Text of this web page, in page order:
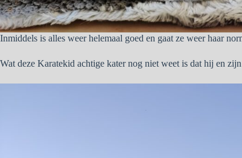
Inmiddels is alles weer helemaal goed en gaat ze weer haar
Wat deze Karatekid achtige kater nog niet weet is dat hij en